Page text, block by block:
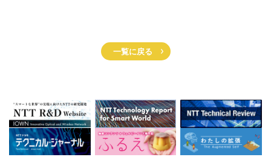
一覧に戻る